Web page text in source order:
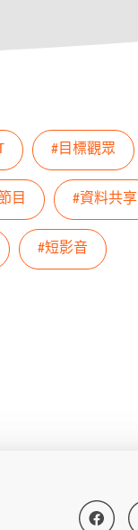
#目標觀眾
目 #資料共享
#短影音